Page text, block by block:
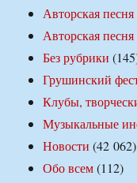
Авторская
Авторская
Без рубрики
Грушинский
Клубы,
Музыкальные
Новости (42 062)
Обо всем(112)